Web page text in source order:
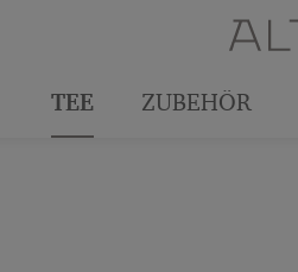
TEE ZUBEHÖR